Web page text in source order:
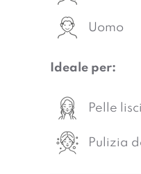
Uomo
Ideale per:
Pelle
Pulizia